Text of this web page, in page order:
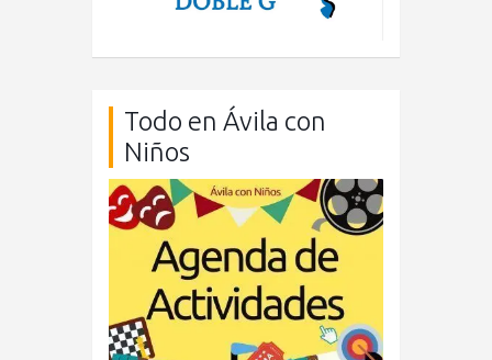
Todo en Ávila con
Niños